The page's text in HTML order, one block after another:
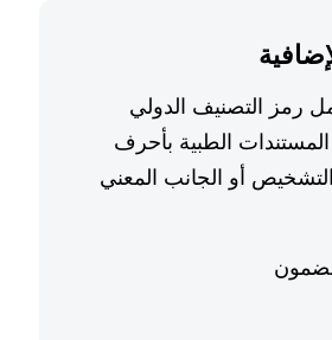
رمز التصنيف الدولي
الطبية بأحرف
أو الجانب المعني